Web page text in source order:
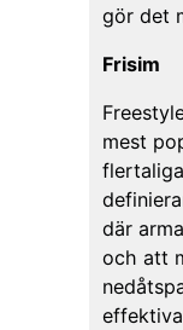
gör det
Frisim
mest
där
och att